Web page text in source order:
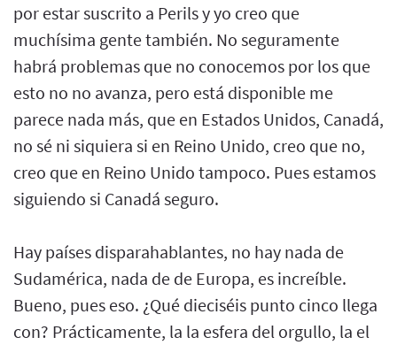
por estar suscrito a Perils y yo creo que
muchísima gente también. No seguramente
habrá problemas que no conocemos por los que
esto no no avanza, pero está disponible me
parece nada más, que en Estados Unidos, Canadá,
no sé ni siquiera si en Reino Unido, creo que no,
creo que en Reino Unido tampoco. Pues estamos
siguiendo si Canadá seguro.
Hay países disparahablantes, no hay nada de
Sudamérica, nada de de Europa, es increíble.
Bueno, pues eso. ¿Qué dieciséis punto cinco llega
con? Prácticamente, la la esfera del orgullo, la el